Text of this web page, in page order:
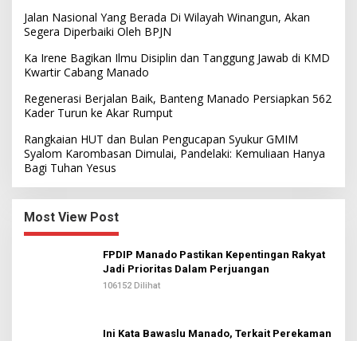
Jalan Nasional Yang Berada Di Wilayah Winangun, Akan
Segera Diperbaiki Oleh BPJN
Ka Irene Bagikan Ilmu Disiplin dan Tanggung Jawab di KMD
Kwartir Cabang Manado
Regenerasi Berjalan Baik, Banteng Manado Persiapkan 562
Kader Turun ke Akar Rumput
Rangkaian HUT dan Bulan Pengucapan Syukur GMIM
Syalom Karombasan Dimulai, Pandelaki: Kemuliaan Hanya
Bagi Tuhan Yesus
Most View Post
FPDIP Manado Pastikan Kepentingan Rakyat
Jadi Prioritas Dalam Perjuangan
106152 Dilihat
Ini Kata Bawaslu Manado, Terkait Perekaman